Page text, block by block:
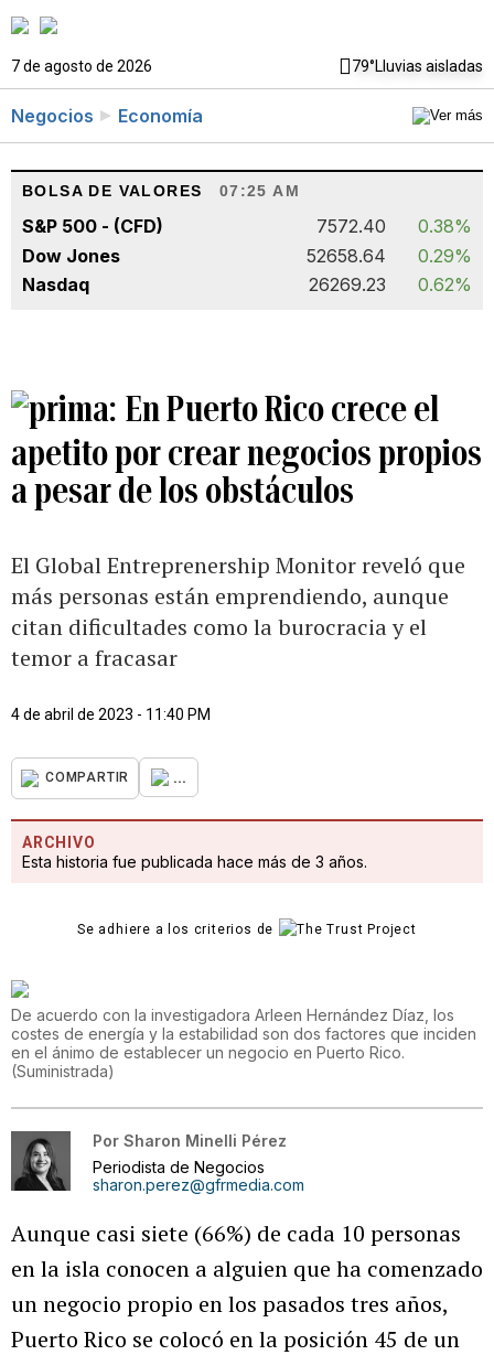
7 de agosto de 2026 79°Lluvias aisladas
Negocios Economía
BOLSA DE VALORES 07:25 AM
S&P 500 - (CFD) 7572.40
0.38%
Dow Jones
52658.64
0.29%
Nasdaq
26269.23 0.62%
En Puerto Rico crece el
apetito por crear negocios propios
a pesar de los obstáculos
El Global Entreprenership Monitor reveló que
más personas están emprendiendo, aunque
citan dificultades como la burocracia y el
temor a fracasar
4 de abril de 2023 - 11:40 PM
COMPARTIR ...
ARCHIVO
Esta historia fue publicada hace más de 3 años.
Se adhiere a los criterios de
De acuerdo con la investigadora Arleen Hernández Díaz, los
costes de energía y la estabilidad son dos factores que inciden
en el ánimo de establecer un negocio en Puerto Rico.
(Suministrada)
Por Sharon Minelli Pérez
Periodista de Negocios
sharon.perez@gfrmedia.com
Aunque casi siete (66%) de cada 10 personas
en la isla conocen a alguien que ha comenzado
un negocio propio en los pasados tres años,
Puerto Rico se colocó en la posición 45 de un